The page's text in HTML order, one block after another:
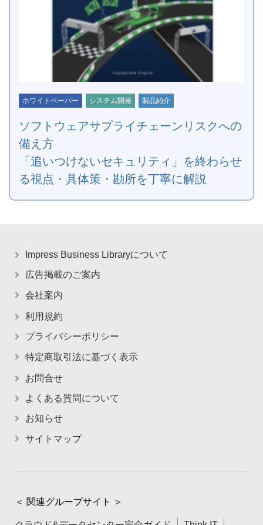
ホワイトペーパー システム開発 製品紹介
ソフトウェアサプライチェーンリスクへの
備え方
「追いつけないセキュリティ」を終わらせ
る視点・具体策・勘所を丁寧に解説
Impress Business Libraryについて
広告掲載のご案内
会社案内
利用規約
プライバシーポリシー
特定商取引法に基づく表示
お問合せ
よくある質問について
お知らせ
サイトマップ
＜ 関連グループサイト ＞